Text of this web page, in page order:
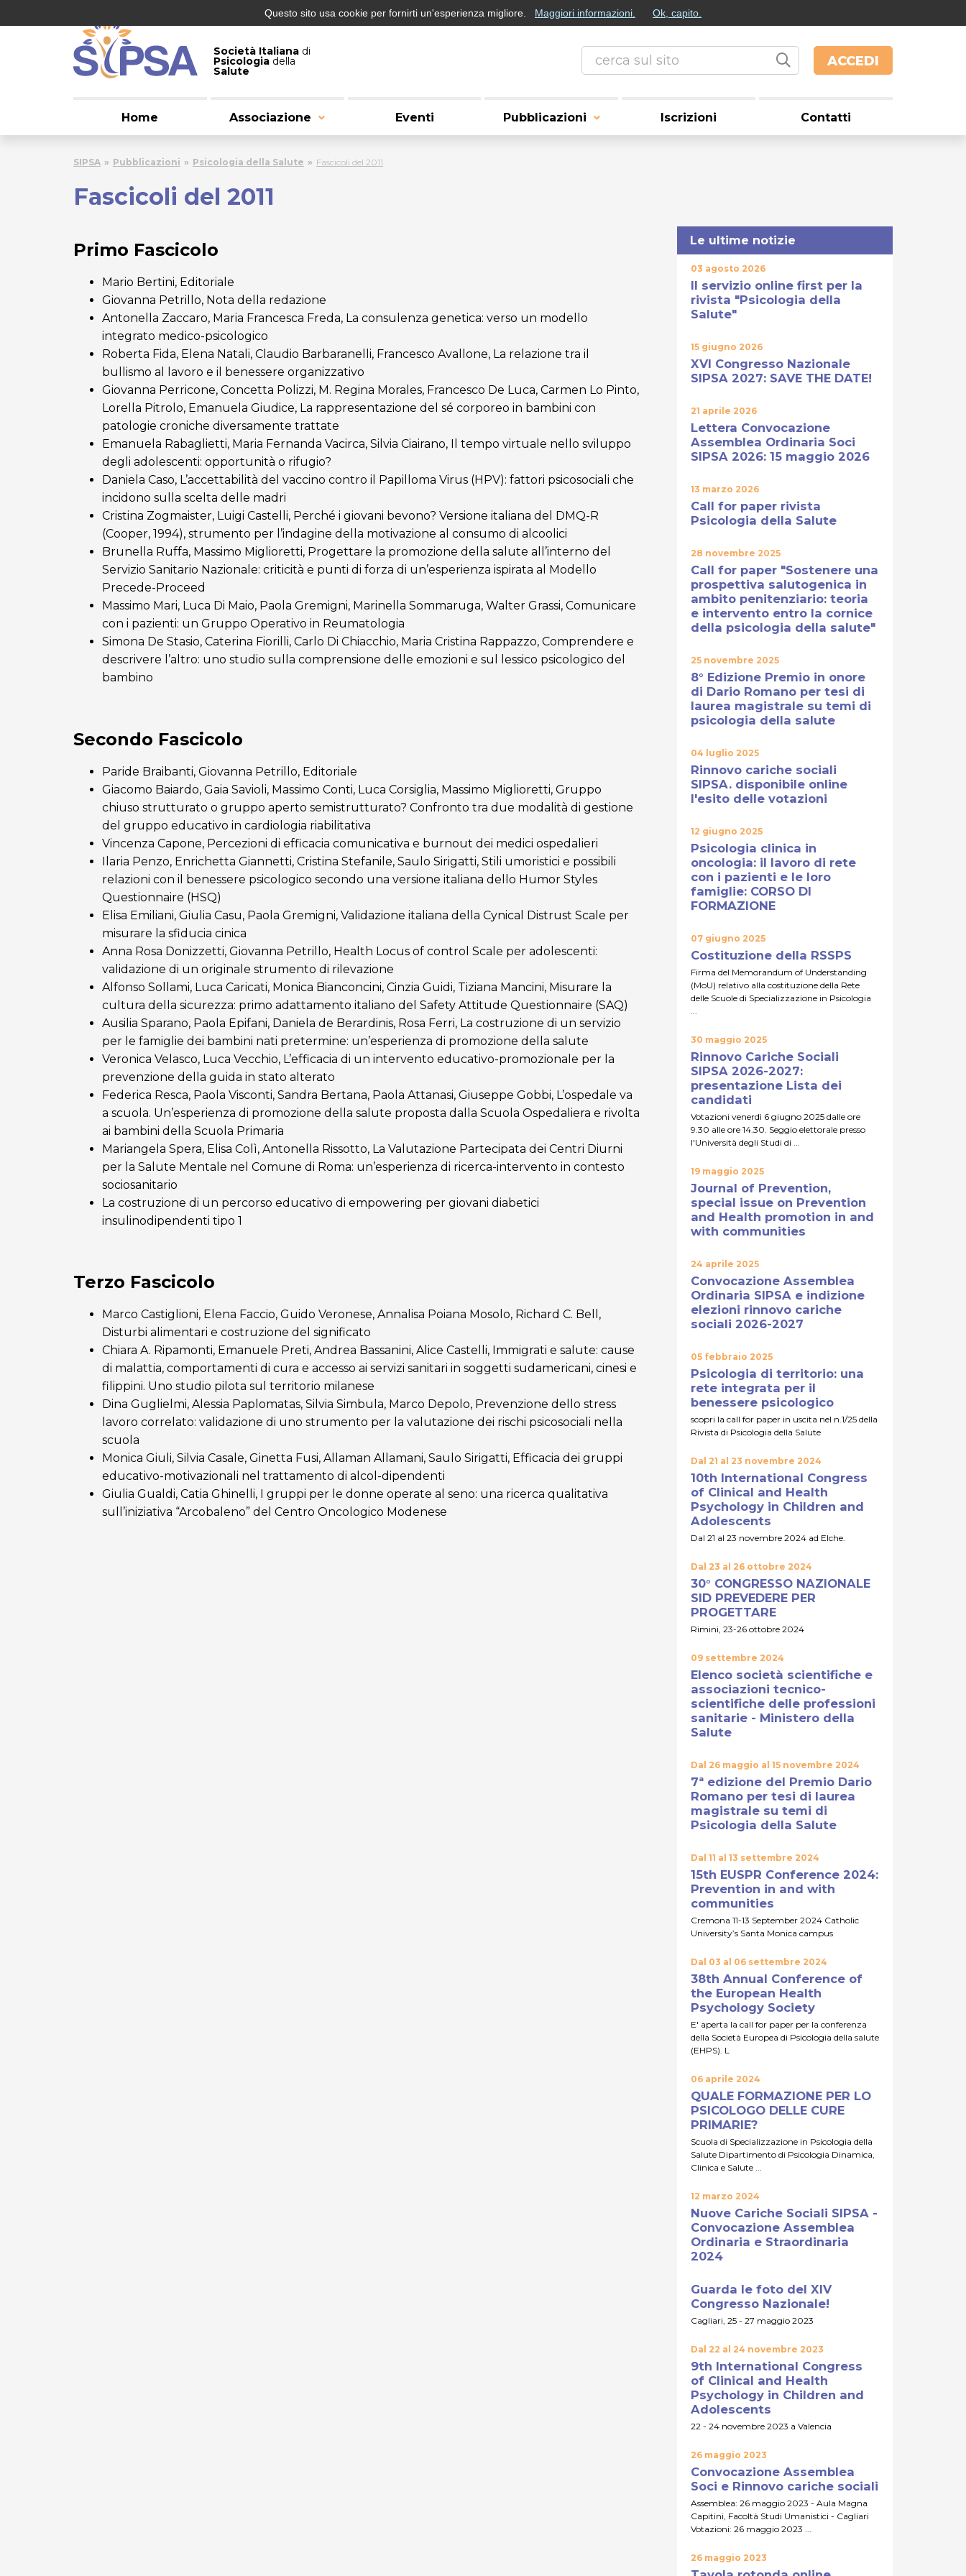
Società Italiana di
Psicologia della
Salute
ACCEDI
Home Associazione Eventi Pubblicazioni Iscrizioni Contatti
SIPSA Pubblicazioni Psicologia della Salute Fascicoli del 2011
Fascicoli del 2011
Primo Fascicolo
Mario Bertini, Editoriale
Giovanna Petrillo, Nota della redazione
Antonella Zaccaro, Maria Francesca Freda, La consulenza genetica: verso un modello
integrato medico-psicologico
Roberta Fida, Elena Natali, Claudio Barbaranelli, Francesco Avallone, La relazione tra il
bullismo al lavoro e il benessere organizzativo
Giovanna Perricone, Concetta Polizzi, M. Regina Morales, Francesco De Luca, Carmen Lo Pinto,
Lorella Pitrolo, Emanuela Giudice, La rappresentazione del sé corporeo in bambini con
patologie croniche diversamente trattate
Emanuela Rabaglietti, Maria Fernanda Vacirca, Silvia Ciairano, Il tempo virtuale nello sviluppo
degli adolescenti: opportunità o rifugio?
Daniela Caso, L’accettabilità del vaccino contro il Papilloma Virus (HPV): fattori psicosociali che
incidono sulla scelta delle madri
Cristina Zogmaister, Luigi Castelli, Perché i giovani bevono? Versione italiana del DMQ-R
(Cooper, 1994), strumento per l’indagine della motivazione al consumo di alcoolici
Brunella Ruffa, Massimo Miglioretti, Progettare la promozione della salute all’interno del
Servizio Sanitario Nazionale: criticità e punti di forza di un’esperienza ispirata al Modello
Precede-Proceed
Massimo Mari, Luca Di Maio, Paola Gremigni, Marinella Sommaruga, Walter Grassi, Comunicare
con i pazienti: un Gruppo Operativo in Reumatologia
Simona De Stasio, Caterina Fiorilli, Carlo Di Chiacchio, Maria Cristina Rappazzo, Comprendere e
descrivere l’altro: uno studio sulla comprensione delle emozioni e sul lessico psicologico del
bambino
Secondo Fascicolo
Paride Braibanti, Giovanna Petrillo, Editoriale
Giacomo Baiardo, Gaia Savioli, Massimo Conti, Luca Corsiglia, Massimo Miglioretti, Gruppo
chiuso strutturato o gruppo aperto semistrutturato? Confronto tra due modalità di gestione
del gruppo educativo in cardiologia riabilitativa
Vincenza Capone, Percezioni di efficacia comunicativa e burnout dei medici ospedalieri
Ilaria Penzo, Enrichetta Giannetti, Cristina Stefanile, Saulo Sirigatti, Stili umoristici e possibili
relazioni con il benessere psicologico secondo una versione italiana dello Humor Styles
Questionnaire (HSQ)
Elisa Emiliani, Giulia Casu, Paola Gremigni, Validazione italiana della Cynical Distrust Scale per
misurare la sfiducia cinica
Anna Rosa Donizzetti, Giovanna Petrillo, Health Locus of control Scale per adolescenti:
validazione di un originale strumento di rilevazione
Alfonso Sollami, Luca Caricati, Monica Bianconcini, Cinzia Guidi, Tiziana Mancini, Misurare la
cultura della sicurezza: primo adattamento italiano del Safety Attitude Questionnaire (SAQ)
Ausilia Sparano, Paola Epifani, Daniela de Berardinis, Rosa Ferri, La costruzione di un servizio
per le famiglie dei bambini nati pretermine: un’esperienza di promozione della salute
Veronica Velasco, Luca Vecchio, L’efficacia di un intervento educativo-promozionale per la
prevenzione della guida in stato alterato
Federica Resca, Paola Visconti, Sandra Bertana, Paola Attanasi, Giuseppe Gobbi, L’ospedale va
a scuola. Un’esperienza di promozione della salute proposta dalla Scuola Ospedaliera e rivolta
ai bambini della Scuola Primaria
Mariangela Spera, Elisa Colì, Antonella Rissotto, La Valutazione Partecipata dei Centri Diurni
per la Salute Mentale nel Comune di Roma: un’esperienza di ricerca-intervento in contesto
sociosanitario
La costruzione di un percorso educativo di empowering per giovani diabetici
insulinodipendenti tipo 1
Terzo Fascicolo
Marco Castiglioni, Elena Faccio, Guido Veronese, Annalisa Poiana Mosolo, Richard C. Bell,
Disturbi alimentari e costruzione del significato
Chiara A. Ripamonti, Emanuele Preti, Andrea Bassanini, Alice Castelli, Immigrati e salute: cause
di malattia, comportamenti di cura e accesso ai servizi sanitari in soggetti sudamericani, cinesi e
filippini. Uno studio pilota sul territorio milanese
Dina Guglielmi, Alessia Paplomatas, Silvia Simbula, Marco Depolo, Prevenzione dello stress
lavoro correlato: validazione di uno strumento per la valutazione dei rischi psicosociali nella
scuola
Monica Giuli, Silvia Casale, Ginetta Fusi, Allaman Allamani, Saulo Sirigatti, Efficacia dei gruppi
educativo-motivazionali nel trattamento di alcol-dipendenti
Giulia Gualdi, Catia Ghinelli, I gruppi per le donne operate al seno: una ricerca qualitativa
sull’iniziativa “Arcobaleno” del Centro Oncologico Modenese
Le ultime notizie
03 agosto 2026
Il servizio online first per la
rivista "Psicologia della
Salute"
15 giugno 2026
XVI Congresso Nazionale
SIPSA 2027: SAVE THE DATE!
21 aprile 2026
Lettera Convocazione
Assemblea Ordinaria Soci
SIPSA 2026: 15 maggio 2026
13 marzo 2026
Call for paper rivista
Psicologia della Salute
28 novembre 2025
Call for paper "Sostenere una
prospettiva salutogenica in
ambito penitenziario: teoria
e intervento entro la cornice
della psicologia della salute"
25 novembre 2025
8° Edizione Premio in onore
di Dario Romano per tesi di
laurea magistrale su temi di
psicologia della salute
04 luglio 2025
Rinnovo cariche sociali
SIPSA. disponibile online
l'esito delle votazioni
12 giugno 2025
Psicologia clinica in
oncologia: il lavoro di rete
con i pazienti e le loro
famiglie: CORSO DI
FORMAZIONE
07 giugno 2025
Costituzione della RSSPS
Firma del Memorandum of Understanding
(MoU) relativo alla costituzione della Rete
delle Scuole di Specializzazione in Psicologia
30 maggio 2025
Rinnovo Cariche Sociali
SIPSA 2026-2027:
presentazione Lista dei
candidati
Votazioni venerdì 6 giugno 2025 dalle ore
9.30 alle ore 14.30. Seggio elettorale presso
l'Università degli Studi di ...
19 maggio 2025
Journal of Prevention,
special issue on Prevention
and Health promotion in and
with communities
24 aprile 2025
Convocazione Assemblea
Ordinaria SIPSA e indizione
elezioni rinnovo cariche
sociali 2026-2027
05 febbraio 2025
Psicologia di territorio: una
rete integrata per il
benessere psicologico
scopri la call for paper in uscita nel n.1/25 della
Rivista di Psicologia della Salute
Dal 21 al 23 novembre 2024
10th International Congress
of Clinical and Health
Psychology in Children and
Adolescents
Dal 21 al 23 novembre 2024 ad Elche.
Dal 23 al 26 ottobre 2024
30° CONGRESSO NAZIONALE
SID PREVEDERE PER
PROGETTARE
Rimini, 23-26 ottobre 2024
09 settembre 2024
Elenco società scientifiche e
associazioni tecnico-
scientifiche delle professioni
sanitarie - Ministero della
Salute
Dal 26 maggio al 15 novembre 2024
7ª edizione del Premio Dario
Romano per tesi di laurea
magistrale su temi di
Psicologia della Salute
Dal 11 al 13 settembre 2024
15th EUSPR Conference 2024:
Prevention in and with
communities
Cremona 11-13 September 2024 Catholic
University’s Santa Monica campus
Dal 03 al 06 settembre 2024
38th Annual Conference of
the European Health
Psychology Society
E' aperta la call for paper per la conferenza
della Società Europea di Psicologia della salute
(EHPS). L
06 aprile 2024
QUALE FORMAZIONE PER LO
PSICOLOGO DELLE CURE
PRIMARIE?
Scuola di Specializzazione in Psicologia della
Salute Dipartimento di Psicologia Dinamica,
Clinica e Salute ...
12 marzo 2024
Nuove Cariche Sociali SIPSA -
Convocazione Assemblea
Ordinaria e Straordinaria
2024
Guarda le foto del XIV
Congresso Nazionale!
Cagliari, 25 - 27 maggio 2023
Dal 22 al 24 novembre 2023
9th International Congress
of Clinical and Health
Psychology in Children and
Adolescents
22 - 24 novembre 2023 a Valencia
26 maggio 2023
Convocazione Assemblea
Soci e Rinnovo cariche sociali
Assemblea: 26 maggio 2023 - Aula Magna
Capitini, Facoltà Studi Umanistici - Cagliari
Votazioni: 26 maggio 2023 ...
26 maggio 2023
Questo sito usa cookie per fornirti un'esperienza migliore. Maggiori informazioni. Ok, capito.